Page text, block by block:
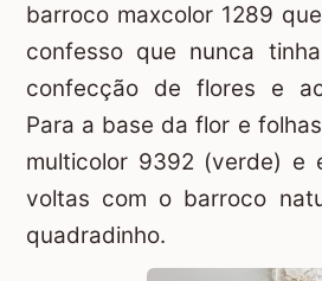
barroco maxcolor 1289
confesso que nunca
confecção de flores e
Para a base da flor e
multicolor 9392 (verde) e
voltas com o barroco
quadradinho.